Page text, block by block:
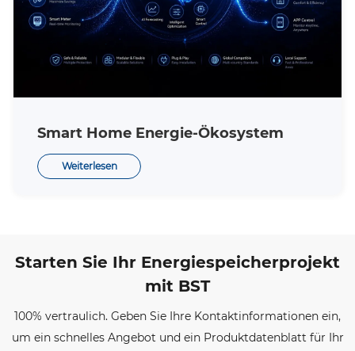
Smart Home Energie-Ökosystem
Weiterlesen
Starten Sie Ihr Energiespeicherprojekt
mit BST
100% vertraulich. Geben Sie Ihre Kontaktinformationen ein,
um ein schnelles Angebot und ein Produktdatenblatt für Ihr